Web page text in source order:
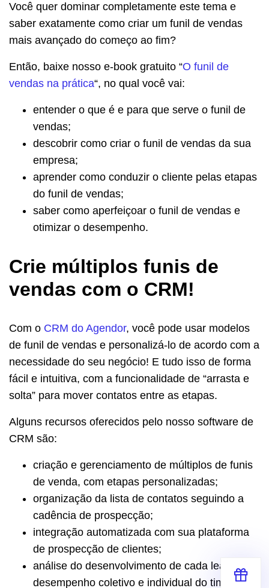
Você quer dominar completamente este tema e
saber exatamente como criar um funil de vendas
mais avançado do começo ao fim?
Então, baixe nosso e-book gratuito “O funil de
vendas na prática“, no qual você vai:
entender o que é e para que serve o funil de
vendas;
descobrir como criar o funil de vendas da sua
empresa;
aprender como conduzir o cliente pelas etapas
do funil de vendas;
saber como aperfeiçoar o funil de vendas e
otimizar o desempenho.
Crie múltiplos funis de
vendas com o CRM!
Com o CRM do Agendor, você pode usar modelos
de funil de vendas e personalizá-lo de acordo com a
necessidade do seu negócio! E tudo isso de forma
fácil e intuitiva, com a funcionalidade de “arrasta e
solta” para mover contatos entre as etapas.
Alguns recursos oferecidos pelo nosso software de
CRM são:
criação e gerenciamento de múltiplos de funis
de venda, com etapas personalizadas;
organização da lista de contatos seguindo a
cadência de prospecção;
integração automatizada com sua plataforma
de prospecção de clientes;
análise do desenvolvimento de cada lead e
desempenho coletivo e individual do time;